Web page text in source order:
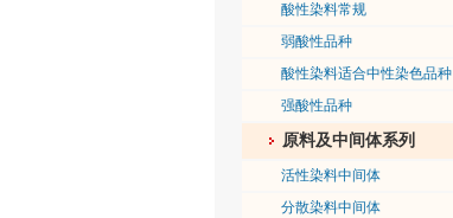
酸性染料常规
弱酸性品种
酸性染料适合中性染色品种
强酸性品种
原料及中间体系列
活性染料中间体
分散染料中间体